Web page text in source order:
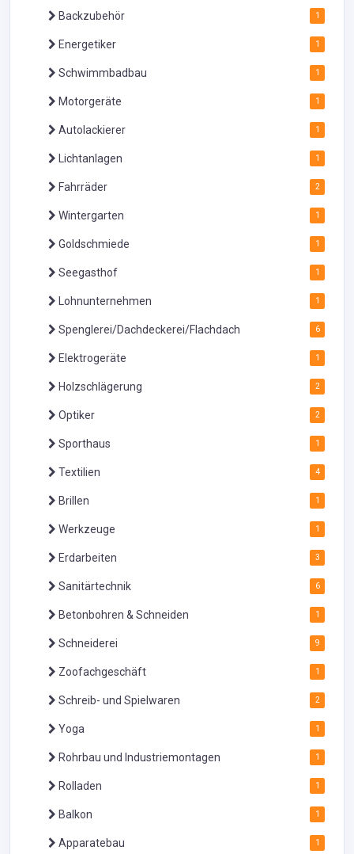
Backzubehör 1
Energetiker 1
Schwimmbadbau 1
Motorgeräte 1
Autolackierer 1
Lichtanlagen 1
Fahrräder 2
Wintergarten 1
Goldschmiede 1
Seegasthof 1
Lohnunternehmen 1
Spenglerei/Dachdeckerei/Flachdach 6
Elektrogeräte 1
Holzschlägerung 2
Optiker 2
Sporthaus 1
Textilien 4
Brillen 1
Werkzeuge 1
Erdarbeiten 3
Sanitärtechnik 6
Betonbohren & Schneiden 1
Schneiderei 9
Zoofachgeschäft 1
Schreib- und Spielwaren 2
Yoga 1
Rohrbau und Industriemontagen 1
Rolladen 1
Balkon 1
Apparatebau 1